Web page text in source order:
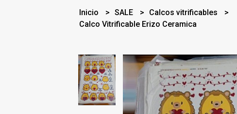
Inicio SALE
Calcos vitrificables
Calco Vitrificable Erizo Ceramica